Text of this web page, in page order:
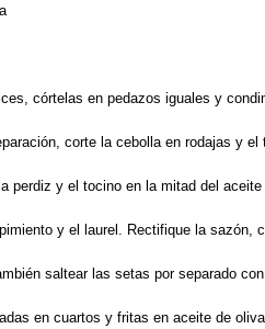
córtelas en pedazos iguales y
corte la cebolla en rodajas y el
perdiz y el tocino en la mitad del
y el laurel. Rectifique la sazón,
saltear las setas por separado
en cuartos y fritas en aceite de oliva.